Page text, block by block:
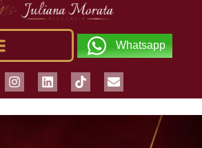
Whatsapp